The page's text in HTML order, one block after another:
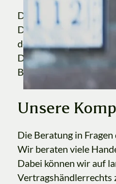
Das Handelsrecht
Das Handelsrecht
des
Dabei geht es um die
Beachtung von
Unsere
Die Beratung in
Wir beraten viele
Dabei können wir auf
Vertragshändlerrechts